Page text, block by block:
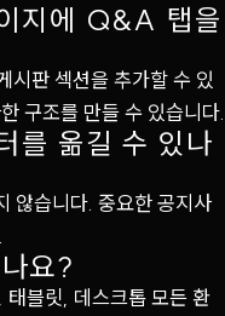
지에 Q&A 탭을
시판 섹션을 추가할 수 있
구조를 만들 수 있습니다.
를 옮길 수 있나
않습니다. 중요한 공지사
요?
태블릿, 데스크톱 모든 환